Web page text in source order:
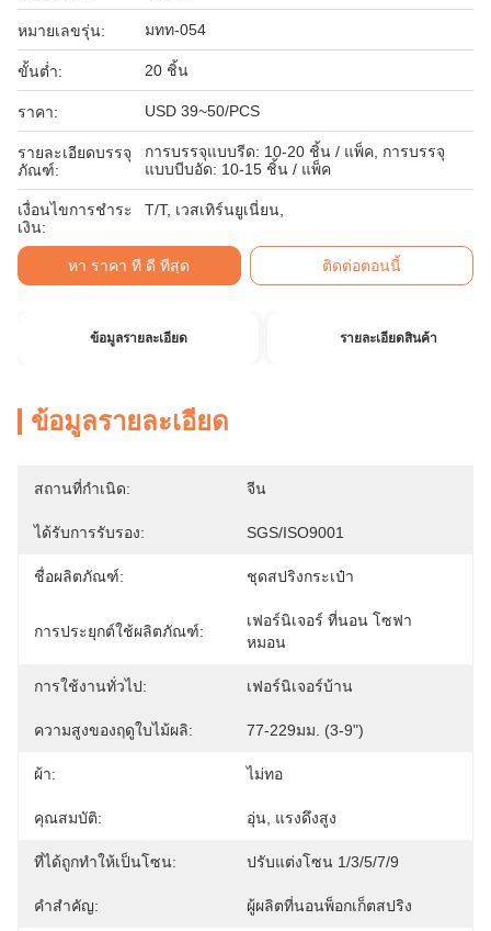
หมายเลขรุ่น: มทท-054
ขั้นต่ำ: 20 ชิ้น
ราคา: USD 39~50/PCS
รายละเอียดบรรจุ
ภัณฑ์:
การบรรจุแบบรีด: 10-20 ชิ้น / แพ็ค, การบรรจุ
แบบบีบอัด: 10-15 ชิ้น / แพ็ค
เงื่อนไขการชำระ
เงิน:
T/T, เวสเทิร์นยูเนี่ยน,
หา ราคา ที่ ดี ที่สุด ติดต่อตอนนี้
ข้อมูลรายละเอียด รายละเอียดสินค้า
ข้อมูลรายละเอียด
สถานที่กำเนิด: จีน
ได้รับการรับรอง: SGS/ISO9001
ชื่อผลิตภัณฑ์: ชุดสปริงกระเป๋า
การประยุกต์ใช้ผลิตภัณฑ์:
เฟอร์นิเจอร์ ที่นอน โซฟา
หมอน
การใช้งานทั่วไป: เฟอร์นิเจอร์บ้าน
ความสูงของฤดูใบไม้ผลิ: 77-229มม. (3-9")
ผ้า: ไม่ทอ
คุณสมบัติ: อุ่น, แรงดึงสูง
ที่ได้ถูกทำให้เป็นโซน: ปรับแต่งโซน 1/3/5/7/9
คำสำคัญ: ผู้ผลิตที่นอนพ็อกเก็ตสปริง